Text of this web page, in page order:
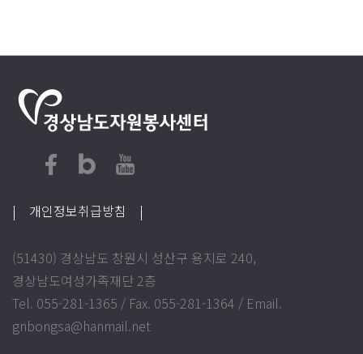
| 개인정보취급방침 |
(51430) 경상남도 창원시 성산구 용지로 240,
경상남도여성가족재단 2층
Tel. 055-281-1365 / Fax. 055-281-1364 / Email.
gnbongsa@hanmail.net